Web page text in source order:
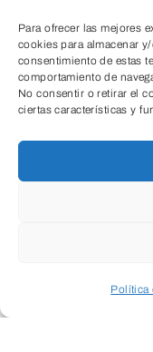
Para ofrecer las mejores
cookies para almacenar
consentimiento de estas
comportamiento de
No consentir o retirar el
ciertas características y
Política
Ven a ver lo
contarnos —y
cambiar.